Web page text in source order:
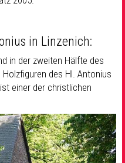
in Linzenich:
in der zweiten Hälfte des
des Hl. Antonius
einer der christlichen